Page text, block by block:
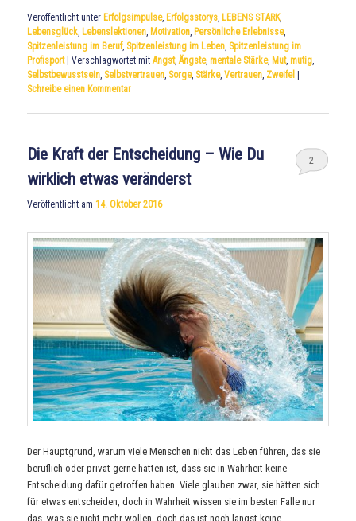
Veröffentlicht unter Erfolgsimpulse, Erfolgsstorys, LEBENS STARK,
Lebensglück, Lebenslektionen, Motivation, Persönliche Erlebnisse,
Spitzenleistung im Beruf, Spitzenleistung im Leben, Spitzenleistung im
Profisport
|Verschlagwortet mit Angst,Ängste,mentale Stärke, Mut,mutig,
Selbstbewusstsein, Selbstvertrauen, Sorge, Stärke,Vertrauen, Zweifel
Schreibe einen Kommentar
Die Kraft der Entscheidung – Wie Du
wirklich etwas veränderst
Veröffentlicht am14. Oktober 2016
2
Der Hauptgrund, warum viele Menschen nicht das Leben führen, das sie
beruflich oder privat gerne hätten ist, dass sie in Wahrheit keine
Entscheidung dafür getroffen haben. Viele glauben zwar, sie hätten sich
für etwas entscheiden, doch in Wahrheit wissen sie im besten Falle nur
das, was sie nicht mehr wollen, doch das ist noch längst keine